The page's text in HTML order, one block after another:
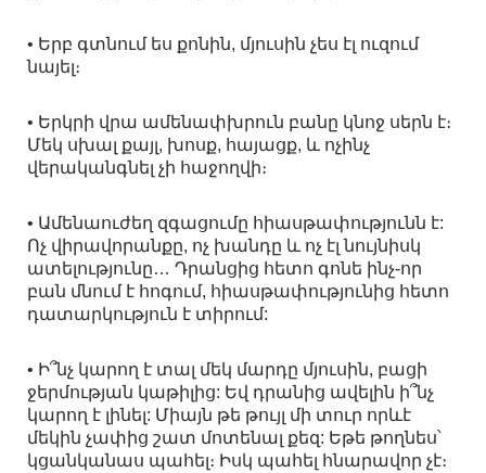
• Երբ գտնում ես քոնին, մյուսին չես էլ ուզում
նայել։
• Երկրի վրա ամենափխրուն բանը կնոջ սերն է։
Մեկ սխալ քայլ, խոսք, հայացք, և ոչինչ
վերականգնել չի հաջողվի։
• Ամենաուժեղ զգացումը հիասթափությունն է:
Ոչ վիրավորանքը, ոչ խանդը և ոչ էլ նույնիսկ
ատելությունը… Դրանցից հետո գոնե ինչ-որ
բան մնում է հոգում, հիասթափությունից հետո
դատարկություն է տիրում:
• Ի՞նչ կարող է տալ մեկ մարդը մյուսին, բացի
ջերմության կաթիլից: Եվ դրանից ավելին ի՞նչ
կարող է լինել: Միայն թե թույլ մի տուր որևէ
մեկին չափից շատ մոտենալ քեզ: Եթե թողնես՝
կցանկանաս պահել։ Իսկ պահել հնարավոր չէ։